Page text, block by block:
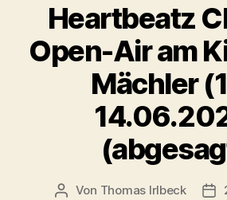
Heartbeatz
Open-Air am
Mächler
Beitragsautor
Von Thomas Irlbeck